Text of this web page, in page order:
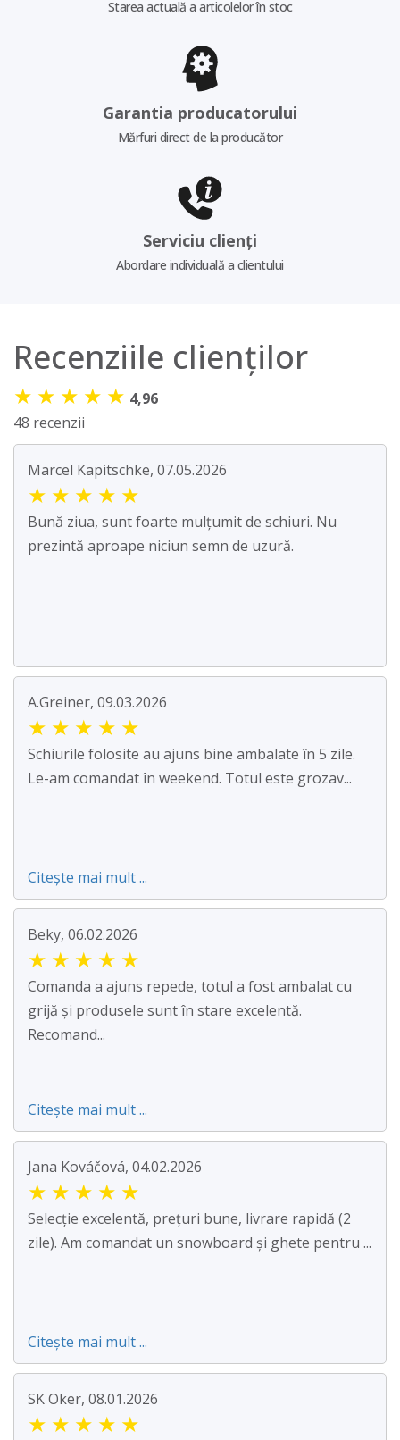
Starea actuală a articolelor în stoc
Garantia producatorului
Mărfuri direct de la producător
Serviciu clienți
Abordare individuală a clientului
Recenziile clienților
★ ★ ★ ★ ★ 4,96
48 recenzii
Marcel Kapitschke, 07.05.2026
★ ★ ★ ★ ★
Bună ziua, sunt foarte mulțumit de schiuri. Nu
prezintă aproape niciun semn de uzură.
A.Greiner, 09.03.2026
★ ★ ★ ★ ★
Schiurile folosite au ajuns bine ambalate în 5 zile.
Le-am comandat în weekend. Totul este grozav...
Citește mai mult ...
Beky, 06.02.2026
★ ★ ★ ★ ★
Comanda a ajuns repede, totul a fost ambalat cu
grijă și produsele sunt în stare excelentă.
Recomand...
Citește mai mult ...
Jana Kováčová, 04.02.2026
★ ★ ★ ★ ★
Selecție excelentă, prețuri bune, livrare rapidă (2
zile). Am comandat un snowboard și ghete pentru ...
Citește mai mult ...
SK Oker, 08.01.2026
★ ★ ★ ★ ★